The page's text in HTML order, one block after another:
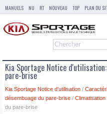
MANUELS NU RT NOUVEAU TOP PLAN DU
Kia Sportage Notice
pare-brise
Kia Sportage Notice d'utilisation /
désembuage du pare-brise /
du pare-brise